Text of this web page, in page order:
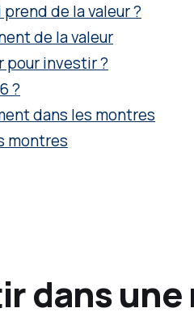
de la valeur ?
de la valeur
pour investir ?
?
dans les montres
montres
dans une